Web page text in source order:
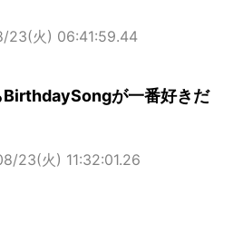
23(火) 06:41:59.44
BirthdaySongが一番好きだ
23(火) 11:32:01.26